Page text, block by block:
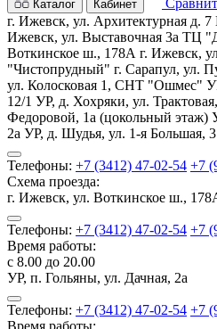
Каталог Кабинет
г. Ижевск, ул. Архитектурная д.
Ижевск, ул. Выставочная 3а ТЦ
Воткинское ш., 178А г. Ижевск,
"Чистопрудный" г. Сарапул, ул.
ул. Колосковая 1, СНТ "Ошмес"
12/1 УР, д. Хохряки, ул.
Федоровой, 1а (цокольный этаж)
2а УР, д. Шудья, ул. 1-я Большая, 3
Телефоны: +7 (3412) 47-02-54 +7
Схема проезда:
г. Ижевск, ул. Воткинское ш.,
Телефоны: +7 (3412) 47-02-54 +7
Время работы:
с 8.00 до 20.00
УР, п. Гольяны, ул. Дачная, 2а
Телефоны: +7 (3412) 47-02-54 +7
Время работы: